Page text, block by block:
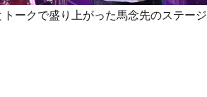
ークで盛り上がった馬念先のステージ